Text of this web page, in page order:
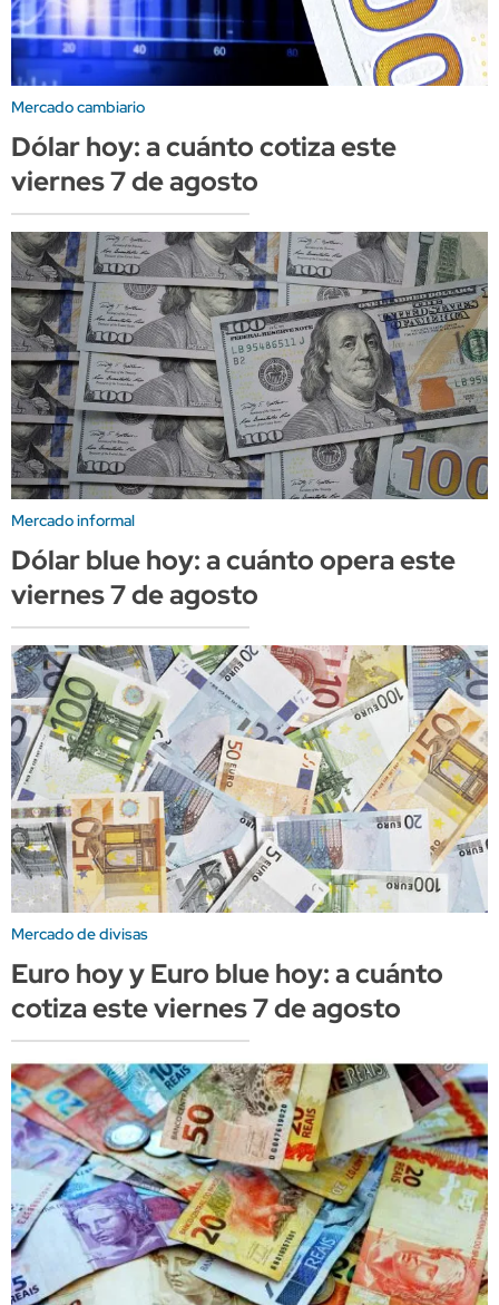
Mercado cambiario
Dólar hoy: a cuánto cotiza este
viernes 7 de agosto
Mercado informal
Dólar blue hoy: a cuánto opera este
viernes 7 de agosto
Mercado de divisas
Euro hoy y Euro blue hoy: a cuánto
cotiza este viernes 7 de agosto